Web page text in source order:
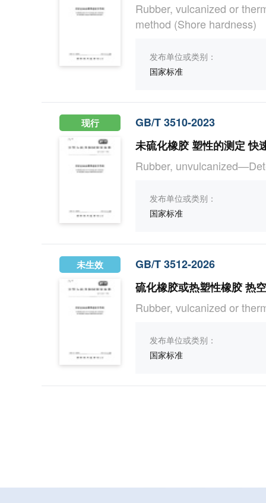
Rubber, vulcanized or
method (Shore hardness)
发布单位或类别：
国家标准
现行
GB/T 3510-2023
未硫化橡胶 塑性的测定 快
Rubber,
发布单位或类别：
国家标准
未生效
GB/T 3512-2026
硫化橡胶或热塑性橡胶 热
Rubber, vulcanized or
发布单位或类别：
国家标准